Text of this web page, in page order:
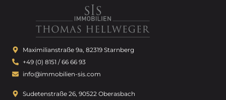
Maximilianstraße 9a, 82319 Starnberg
+49 (0) 8151 / 66 66 93
info@immobilien-sis.com
Sudetenstraße 26, 90522 Oberasbach